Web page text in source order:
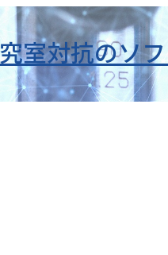
室対抗のソ